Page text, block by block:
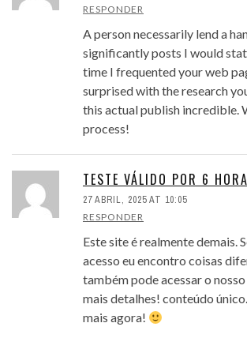
RESPONDER
A person necessarily lend a
significantly posts I would
time I frequented your web
surprised with the research
this actual publish incredible.
process!
TESTE VÁLIDO POR 6
27 ABRIL, 2025 AT 10:05
RESPONDER
Este site é realmente demais.
acesso eu encontro coisas
também pode acessar o
mais detalhes! conteúdo
mais agora!